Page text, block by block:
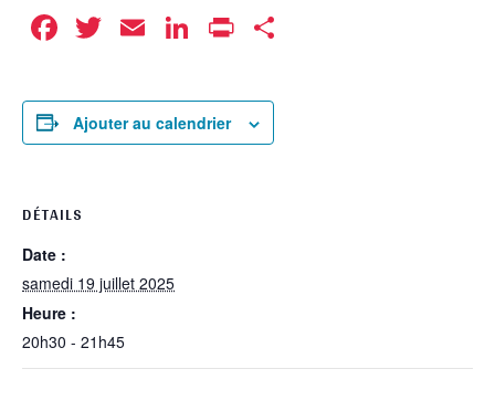
Facebook
Twitter
EmailLinkedIn
Print
Ajouter au calendrier
DÉTAILS
Date :
samedi 19 juillet 2025
Heure :
20h30 - 21h45